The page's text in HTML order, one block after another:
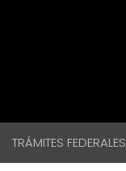
TRÁMITES FEDERALES